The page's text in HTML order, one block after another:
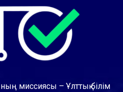
миссиясы – Ұлттық білім